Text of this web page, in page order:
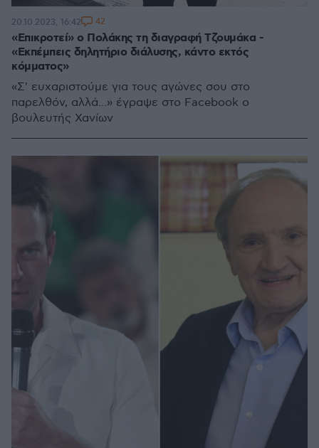
«Επικροτεί» ο Πολάκης τη διαγραφή Τζουμάκα -
«Εκπέμπεις δηλητήριο διάλυσης, κάντο εκτός
κόμματος»
«Σ' ευχαριστούμε για τους αγώνες σου στο
παρελθόν, αλλά...» έγραψε στο Facebook ο
βουλευτής Χανίων
20.10.2023, 16:42 42